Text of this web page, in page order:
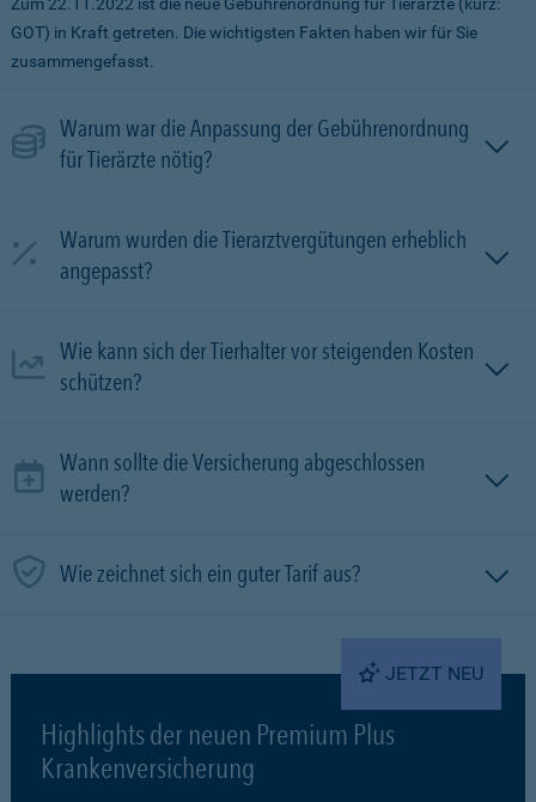
GOT) in Kraft getreten. Die wichtigsten Fakten haben wir für Sie
zusammengefasst.
Warum war die Anpassung der Gebührenordnung
für Tierärzte nötig?
Warum wurden die Tierarztvergütungen erheblich
angepasst?
Wie kann sich der Tierhalter vor steigenden Kosten
schützen?
Wann sollte die Versicherung abgeschlossen
werden?
Wie zeichnet sich ein guter Tarif aus?
JETZT NEU
Highlights der neuen Premium Plus
Krankenversicherung